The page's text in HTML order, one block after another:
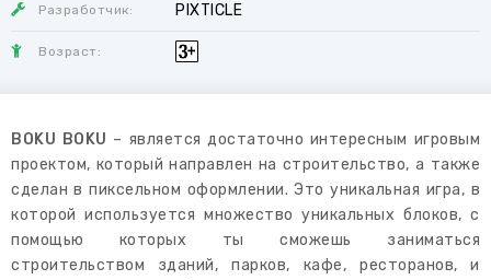
Разработчик: PIXTICLE
Возраст:
BOKU BOKU – является достаточно интересным игровым
проектом, который направлен на строительство, а также
сделан в пиксельном оформлении. Это уникальная игра, в
которой используется множество уникальных блоков, с
помощью которых ты сможешь заниматься
строительством зданий, парков, кафе, ресторанов, и